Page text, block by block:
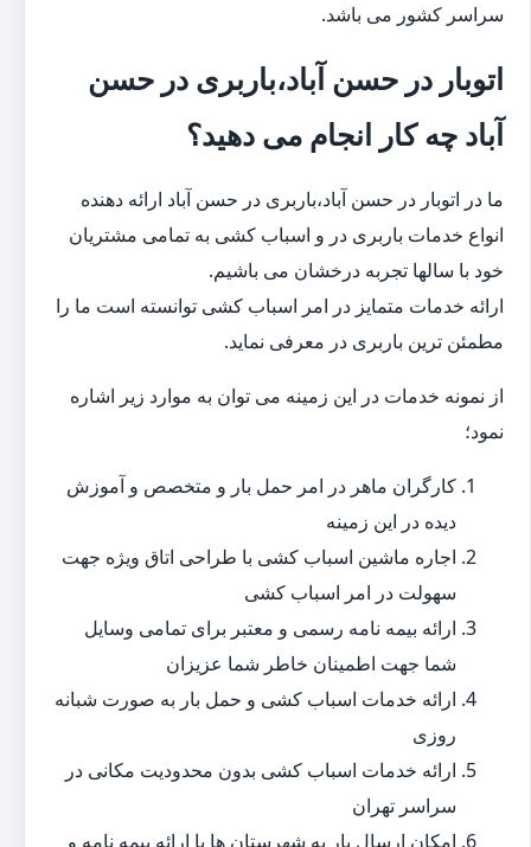
سراسر کشور می باشد.
اتوبار در حسن آباد،باربری در حسن
آباد چه کار انجام می دهید؟
ما در اتوبار در حسن آباد،باربری در حسن آباد ارائه دهنده
انواع خدمات باربری در و اسباب کشی به تمامی مشتریان
خود با سالها تجربه درخشان می باشیم.
ارائه خدمات متمایز در امر اسباب کشی توانسته است ما را
مطمئن ترین باربری در معرفی نماید.
از نمونه خدمات در این زمینه می توان به موارد زیر اشاره
نمود؛
کارگران ماهر در امر حمل بار و متخصص و آموزش
دیده در این زمینه
اجاره ماشین اسباب کشی با طراحی اتاق ویژه جهت
سهولت در امر اسباب کشی
ارائه بیمه نامه رسمی و معتبر برای تمامی وسایل
شما جهت اطمینان خاطر شما عزیزان
ارائه خدمات اسباب کشی و حمل بار به صورت شبانه
روزی
ارائه خدمات اسباب کشی بدون محدودیت مکانی در
سراسر تهران
امکان ارسال بار به شهرستان ها با ارائه بیمه نامه و